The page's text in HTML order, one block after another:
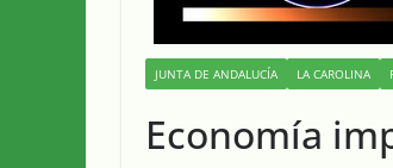
JUNTA DE ANDALUCÍA LA CAROLINA
Economía